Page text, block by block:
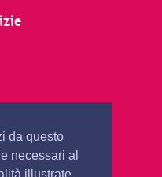
da questo
necessari al